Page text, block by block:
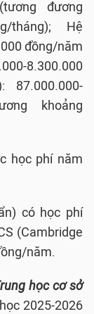
đương
tháng); Hệ
đồng/năm
8.300.000
87.000.000-
khoảng
học phí năm
có học phí
(Cambridge
năm.
học cơ sở
2025-2026